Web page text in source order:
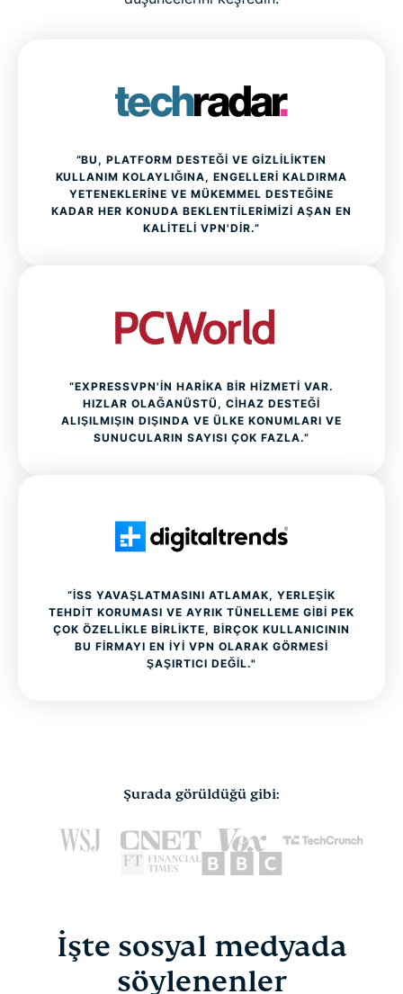
“BU, PLATFORM DESTEĞI VE GIZLILIKTEN
KULLANIM KOLAYLIĞINA, ENGELLERI KALDIRMA
YETENEKLERINE VE MÜKEMMEL DESTEĞINE
KADAR HER KONUDA BEKLENTILERIMIZI AŞAN EN
KALITELI VPN'DIR.”
“EXPRESSVPN'IN HARIKA BIR HIZMETI VAR.
HIZLAR OLAĞANÜSTÜ, CIHAZ DESTEĞI
ALIŞILMIŞIN DIŞINDA VE ÜLKE KONUMLARI VE
SUNUCULARIN SAYISI ÇOK FAZLA.”
“İSS YAVAŞLATMASINI ATLAMAK, YERLEŞIK
TEHDIT KORUMASI VE AYRIK TÜNELLEME GIBI PEK
ÇOK ÖZELLIKLE BIRLIKTE, BIRÇOK KULLANICININ
BU FIRMAYI EN IYI VPN OLARAK GÖRMESI
ŞAŞIRTICI DEĞIL."
Şurada görüldüğü gibi:
İşte sosyal medyada
söylenenler